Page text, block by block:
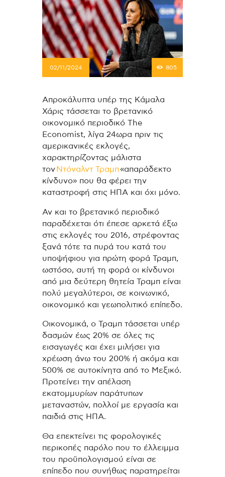
02/11/2024 805
Απροκάλυπτα υπέρ της Κάμαλα
Χάρις τάσσεται το βρετανικό
οικονομικό περιοδικό The
Economist, λίγα 24ωρα πριν τις
αμερικανικές εκλογές,
χαρακτηρίζοντας μάλιστα
τον Ντόναλντ Τραμπ«απαράδεκτο
κίνδυνο» που θα φέρει την
καταστροφή στις ΗΠΑ και όχι μόνο.
Αν και το βρετανικό περιοδικό
παραδέχεται ότι έπεσε αρκετά έξω
στις εκλογές του 2016, στρέφοντας
ξανά τότε τα πυρά του κατά του
υποψήφιου για πρώτη φορά Τραμπ,
ωστόσο, αυτή τη φορά οι κίνδυνοι
από μια δεύτερη θητεία Τραμπ είναι
πολύ μεγαλύτεροι, σε κοινωνικό,
οικονομικό και γεωπολιτικό επίπεδο.
Οικονομικά, ο Τραμπ τάσσεται υπέρ
δασμών έως 20% σε όλες τις
εισαγωγές και έχει μιλήσει για
χρέωση άνω του 200% ή ακόμα και
500% σε αυτοκίνητα από το Μεξικό.
Προτείνει την απέλαση
εκατομμυρίων παράτυπων
μεταναστών, πολλοί με εργασία και
παιδιά στις ΗΠΑ.
Θα επεκτείνει τις φορολογικές
περικοπές παρόλο που το έλλειμμα
του προϋπολογισμού είναι σε
επίπεδο που συνήθως παρατηρείται